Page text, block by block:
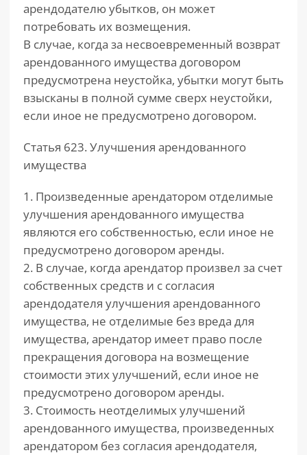
арендодателю убытков, он может
потребовать их возмещения.
В случае, когда за несвоевременный возврат
арендованного имущества договором
предусмотрена неустойка, убытки могут быть
взысканы в полной сумме сверх неустойки,
если иное не предусмотрено договором.
Статья 623. Улучшения арендованного
имущества
1. Произведенные арендатором отделимые
улучшения арендованного имущества
являются его собственностью, если иное не
предусмотрено договором аренды.
2. В случае, когда арендатор произвел за счет
собственных средств и с согласия
арендодателя улучшения арендованного
имущества, не отделимые без вреда для
имущества, арендатор имеет право после
прекращения договора на возмещение
стоимости этих улучшений, если иное не
предусмотрено договором аренды.
3. Стоимость неотделимых улучшений
арендованного имущества, произведенных
арендатором без согласия арендодателя,